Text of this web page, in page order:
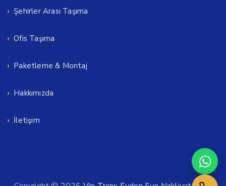
Şehirler Arası Taşıma
Ofis Taşıma
Paketleme & Montaj
Hakkımızda
İletişim